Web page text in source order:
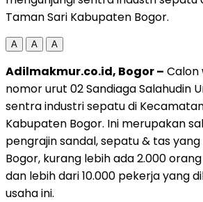
Taman Sari Kabupaten Bogor.
A A A
Adilmakmur.co.id, Bogor – Calon
nomor urut 02 Sandiaga Salahudin
sentra industri sepatu di
Kabupaten Bogor. Ini merupakan
pengrajin sandal, sepatu & tas
Bogor, kurang lebih ada 2.000
dan lebih dari 10.000 pekerja yang
usaha ini.